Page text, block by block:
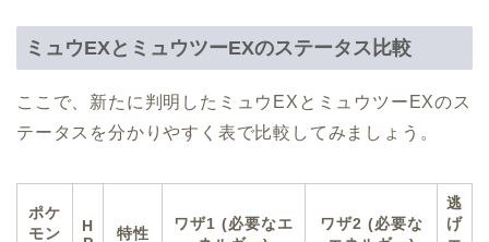
ミュウEXとミュウツーEXのステータス比較
ここで、新たに判明したミュウEXとミュウツーEXのス
テータスを分かりやすく表で比較してみましょう。
ポケ
モン
H
特性
ワザ1 (必要なエ
ワザ2 (必要な
逃
げ